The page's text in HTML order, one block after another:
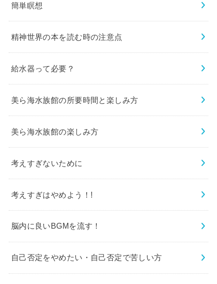
簡単瞑想
精神世界の本を読む時の注意点
給水器って必要？
美ら海水族館の所要時間と楽しみ方
美ら海水族館の楽しみ方
考えすぎないために
考えすぎはやめよう！!
脳内に良いBGMを流す！
自己否定をやめたい・自己否定で苦しい方